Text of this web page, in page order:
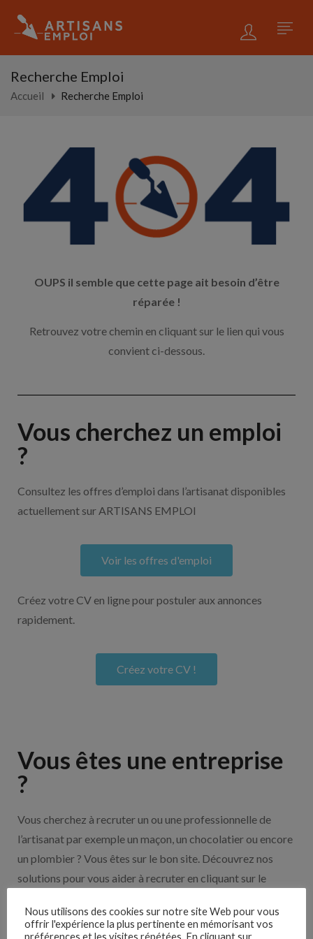
Recherche Emploi
Accueil Recherche Emploi
OUPS il semble que cette page ait besoin d’être
réparée !
Retrouvez votre chemin en cliquant sur le lien qui vous
convient ci-dessous.
Vous cherchez un emploi
?
Consultez les offres d’emploi dans l’artisanat disponibles
actuellement sur ARTISANS EMPLOI
Voir les offres d'emploi
Créez votre CV en ligne pour postuler aux annonces
rapidement.
Créez votre CV !
Vous êtes une entreprise
?
Vous cherchez à recruter un ou une professionnelle de
l’artisanat par exemple un maçon, un chocolatier ou encore
un plombier ? Vous êtes sur le bon site. Découvrez nos
solutions pour vous aider à recruter en cliquant sur le
Nous utilisons des cookies sur notre site Web pour vous
offrir l'expérience la plus pertinente en mémorisant vos
préférences et les visites répétées. En cliquant sur